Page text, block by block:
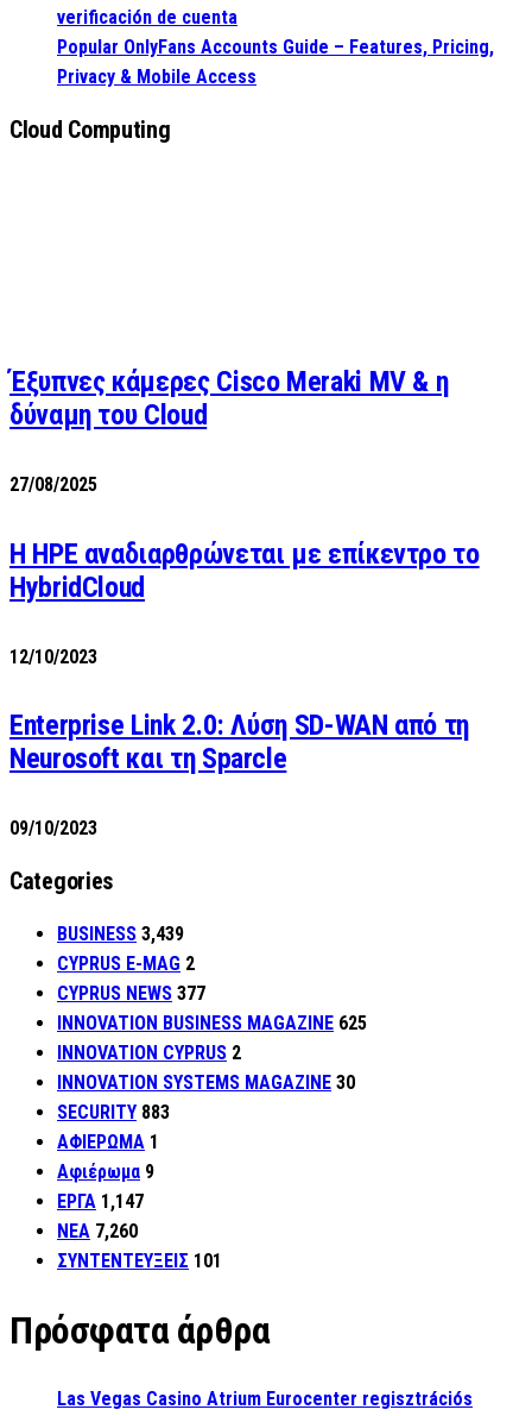
verificación de cuenta
Popular OnlyFans Accounts Guide – Features, Pricing,
Privacy & Mobile Access
Cloud Computing
Έξυπνες κάμερες Cisco Meraki MV & η
δύναμη του Cloud
27/08/2025
H HPE αναδιαρθρώνεται με επίκεντρο το
HybridCloud
12/10/2023
Enterprise Link 2.0: Λύση SD-WAN από τη
Neurosoft και τη Sparcle
09/10/2023
Categories
BUSINESS 3,439
CYPRUS E-MAG 2
CYPRUS NEWS 377
INNOVATION BUSINESS MAGAZINE 625
INNOVATION CYPRUS 2
INNOVATION SYSTEMS MAGAZINE 30
SECURITY 883
ΑΦΙΕΡΩΜΑ 1
Αφιέρωμα 9
ΕΡΓΑ 1,147
ΝΕΑ 7,260
ΣΥΝΤΕΝΤΕΥΞΕΙΣ 101
Πρόσφατα άρθρα
Las Vegas Casino Atrium Eurocenter regisztrációs